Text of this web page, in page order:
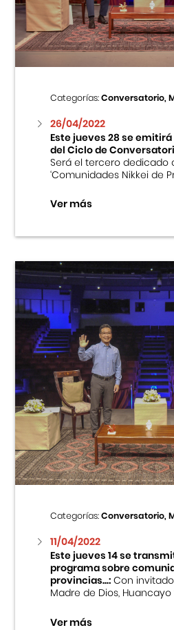
Centro Cultural Peruano
Museo de la Inmigración
Fondo Editorial
Teatro Peruano Japonés
Categorías:Conversatorio,
26/04/2022
Este jueves 28 se
del Ciclo de
Será el tercero dedicado
‘Comunidades Nikkei de
Ver más
Categorías:Conversatorio,
11/04/2022
Este jueves 14 se
programa sobre
provincias...:Con
Madre de Dios,
Ver más